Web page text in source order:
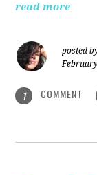
read more
posted
1 COMMENT